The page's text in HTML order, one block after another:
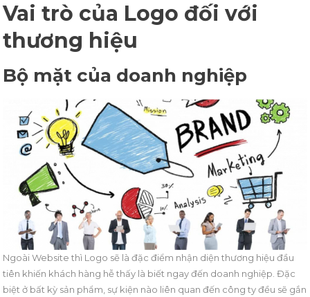
Vai trò của Logo đối với
thương hiệu
Bộ mặt của doanh nghiệp
Ngoài Website thì Logo sẽ là đặc điểm nhận diện thương hiệu đầu
tiên khiến khách hàng hễ thấy là biết ngay đến doanh nghiệp. Đặc
biệt ở bất kỳ sản phẩm, sự kiện nào liên quan đến công ty đều sẽ gắn